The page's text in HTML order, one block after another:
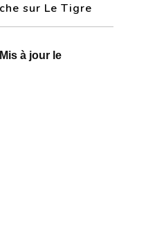
sur Le Tigre
à jour le